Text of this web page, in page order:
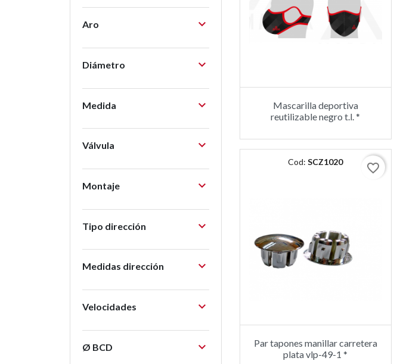
Aro 
Diámetro 
Medida 
Válvula 
Montaje 
Tipo dirección 
Medidas dirección 
Velocidades 
Ø BCD 
Mascarilla deportiva
reutilizable negro t.l. *
Cod:SCZ1020 favorite_border
Par tapones manillar carretera
plata vlp-49-1 *